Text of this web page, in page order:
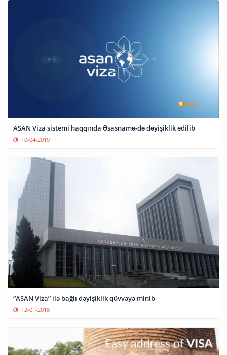
ASAN Viza sistemi haqqında Əsasnamə-də dəyişiklik edilib
10-04-2019
“ASAN Viza” ilə bağlı dəyişiklik qüvvəyə minib
12-01-2018